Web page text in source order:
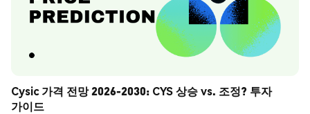
Cysic 가격 전망 2026-2030: CYS 상승 vs. 조정? 투자
가이드